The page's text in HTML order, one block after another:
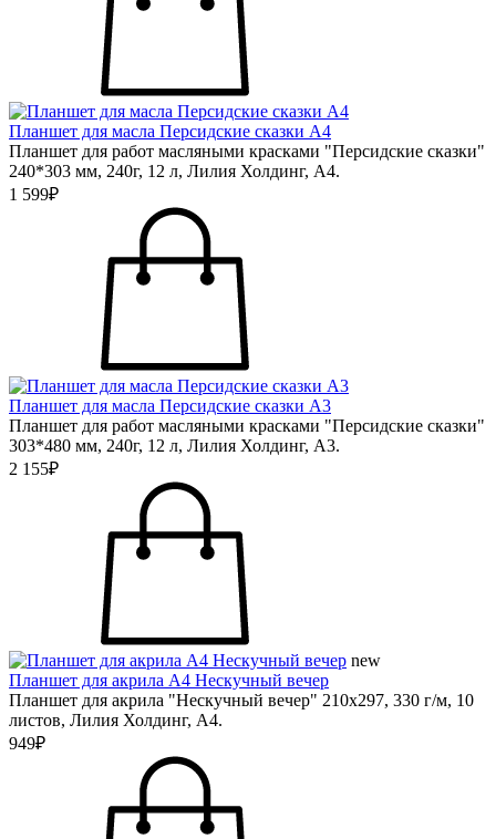
Планшет для масла Персидские сказки А4
Планшет для работ масляными красками "Персидские сказки"
240*303 мм, 240г, 12 л, Лилия Холдинг, А4.
1 599₽
Планшет для масла Персидские сказки А3
Планшет для работ масляными красками "Персидские сказки"
303*480 мм, 240г, 12 л, Лилия Холдинг, А3.
2 155₽
new
Планшет для акрила А4 Нескучный вечер
Планшет для акрила "Нескучный вечер" 210х297, 330 г/м, 10
листов, Лилия Холдинг, А4.
949₽